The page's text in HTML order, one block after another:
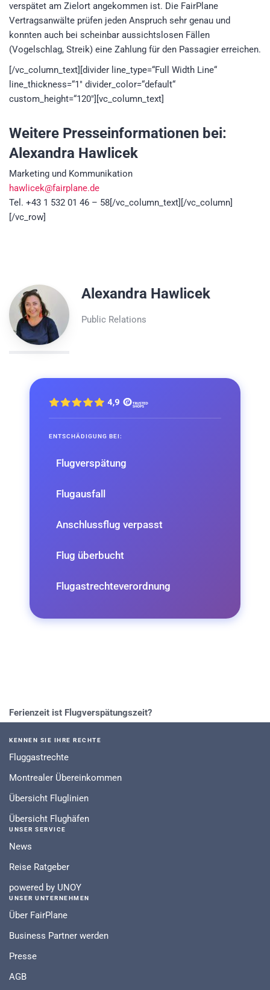
verspätet am Zielort angekommen ist. Die FairPlane
Vertragsanwälte prüfen jeden Anspruch sehr genau und
konnten auch bei scheinbar aussichtslosen Fällen
(Vogelschlag, Streik) eine Zahlung für den Passagier erreichen.
[/vc_column_text][divider line_type=“Full Width Line“
line_thickness=“1″ divider_color=“default“
custom_height=“120″][vc_column_text]
Weitere Presseinformationen bei:
Alexandra Hawlicek
Marketing und Kommunikation
hawlicek@fairplane.de
Tel. +43 1 532 01 46 – 58[/vc_column_text][/vc_column]
[/vc_row]
Alexandra Hawlicek
Public Relations
ENTSCHÄDIGUNG BEI:
Flugverspätung
Flugausfall
Anschlussflug verpasst
Flug überbucht
Flugastrechteverordnung
Ferienzeit ist Flugverspätungszeit?
KENNEN SIE IHRE RECHTE
Fluggastrechte
Montrealer Übereinkommen
Übersicht Fluglinien
Übersicht Flughäfen
UNSER SERVICE
News
Reise Ratgeber
powered by UNOY
UNSER UNTERNEHMEN
Über FairPlane
Business Partner werden
Presse
AGB